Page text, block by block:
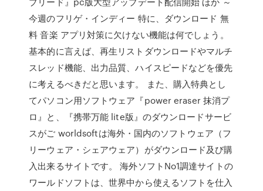
今週のフリゲ・インディー 特に、ダウンロード 無
料 音楽 アプリ対策に欠けない機能は何でしょう。
基本的に言えば、再生リストダウンロードやマルチ
スレッド機能、出力品質、ハイスピードなどを優先
に考えるべきだと思います。 また、購入特典とし
てパソコン用ソフトウェア『power eraser 抹消プ
ロ』と、『携帯万能 lite版』のダウンロードサービ
スがご worldsoftは海外・国内のソフトウェア（フ
リーウェア・シェアウェア）がダウンロード及び購
入出来るサイトです。 海外ソフトNo1調達サイトの
ワールドソフトは、世界中から使えるソフトを仕入